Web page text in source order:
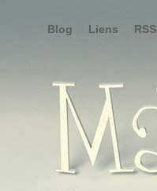
Blog Liens RSS